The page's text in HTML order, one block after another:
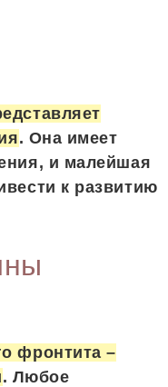
. Она имеет
и малейшая
к развитию
фронтита –
. Любое